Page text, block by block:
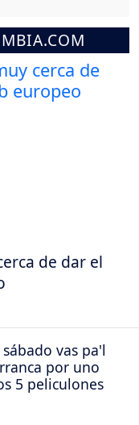
de dar el
vas pa'l
por uno
5 peliculones